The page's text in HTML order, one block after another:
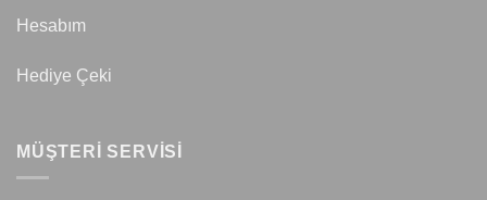
Hesabım
Hediye Çeki
MÜŞTERİ SERVİSİ